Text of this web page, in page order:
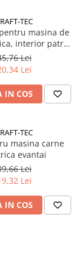
TEC
masina de
interior patrat,
nr.5Lei
Lei
IN COS
TEC
masina carne
evantai
Lei
Lei
IN COS